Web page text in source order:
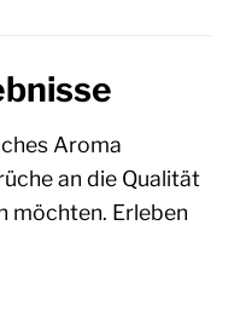
Aroma
an die Qualität
möchten. Erleben